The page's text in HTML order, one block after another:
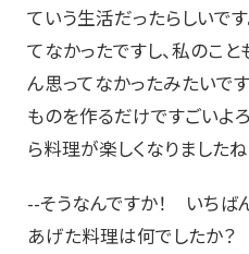
ていう生活だったらしいで
てなかったですし、私のこ
ん思ってなかったみたいです
ものを作るだけですごいよ
ら料理が楽しくなりましたね
--そうなんですか！ いちば
あげた料理は何でしたか